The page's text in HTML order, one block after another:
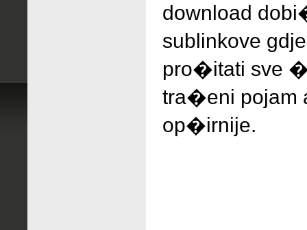
download
sublinkove
pro�itati sve
tra�eni pojam
op�irnije.